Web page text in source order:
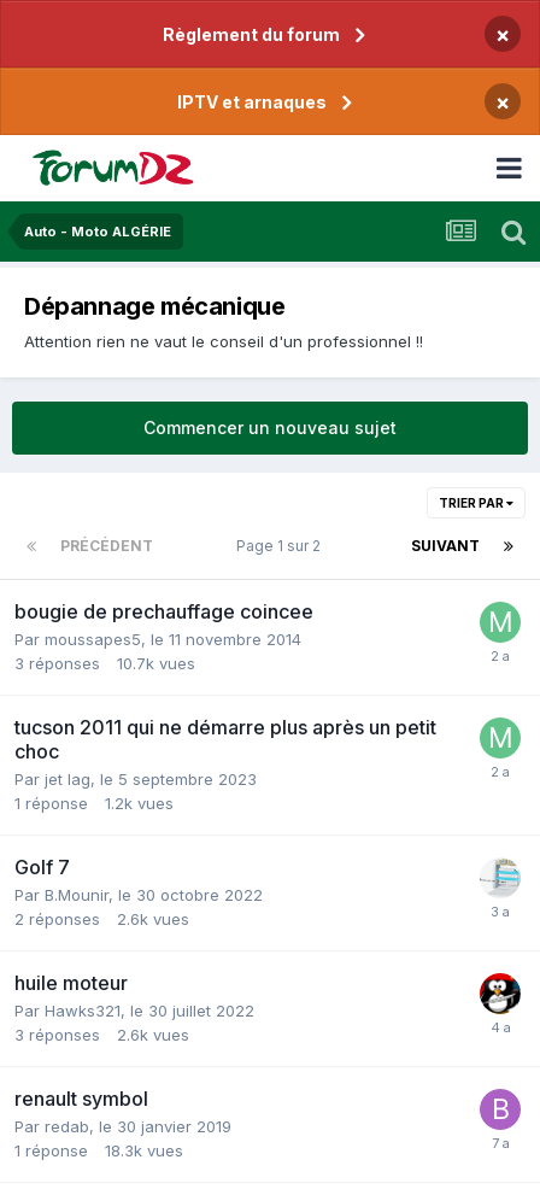
Règlement du forum ×
IPTV et arnaques ×
Auto - Moto ALGÉRIE
Dépannage mécanique
Attention rien ne vaut le conseil d'un professionnel !!
Commencer un nouveau sujet
TRIER PAR
PRÉCÉDENT SUIVANT
Page 1 sur 2
bougie de prechauffage coincee
Par moussapes5, le 11 novembre 2014
3 réponses 10.7k vues
tucson 2011 qui ne démarre plus après un petit
choc
Par jet lag, le 5 septembre 2023
1 réponse 1.2k vues
Golf 7
Par B.Mounir, le 30 octobre 2022
2 réponses 2.6k vues
huile moteur
Par Hawks321, le 30 juillet 2022
3 réponses 2.6k vues
renault symbol
Par redab, le 30 janvier 2019
1 réponse 18.3k vues